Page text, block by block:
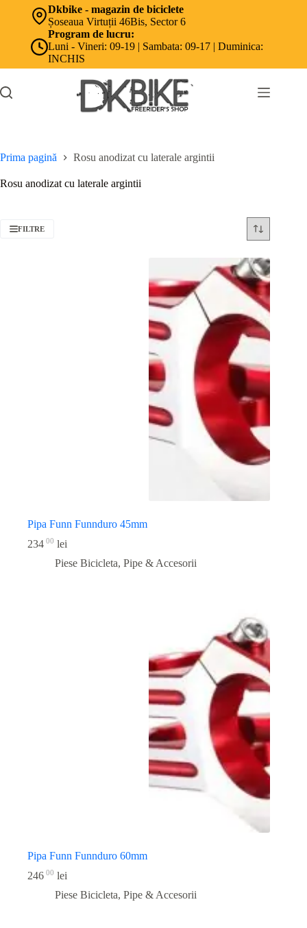
Dkbike - magazin de biciclete
Șoseaua Virtuții 46Bis, Sector 6
Program de lucru:
Luni - Vineri: 09-19 | Sambata: 09-17 | Duminica:
INCHIS
Prima pagină Rosu anodizat cu laterale argintii
Rosu anodizat cu laterale argintii
FILTRE
Pipa Funn Funnduro 45mm
234 00 lei
Piese Bicicleta, Pipe & Accesorii
Pipa Funn Funnduro 60mm
246 00 lei
Piese Bicicleta, Pipe & Accesorii